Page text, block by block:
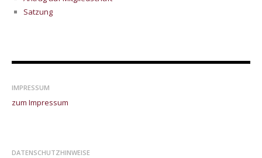
Satzung
IMPRESSUM
zum Impressum
DATENSCHUTZHINWEISE